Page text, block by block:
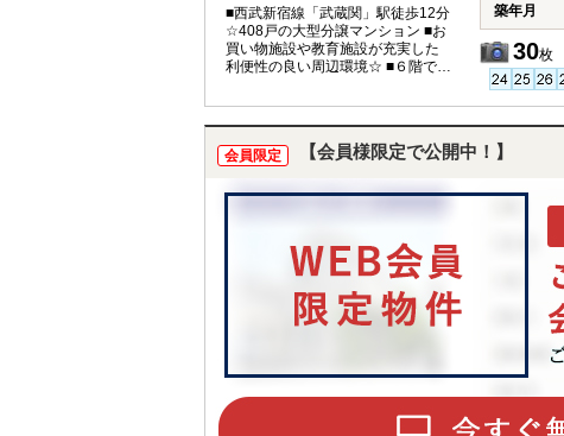
■西武新宿線「武蔵関」駅徒歩12分
☆408戸の大型分譲マンション ■お
買い物施設や教育施設が充実した
利便性の良い周辺環境☆ ■６階で眺
築年月
30枚
会員限定 【会員様限定で公開中！】